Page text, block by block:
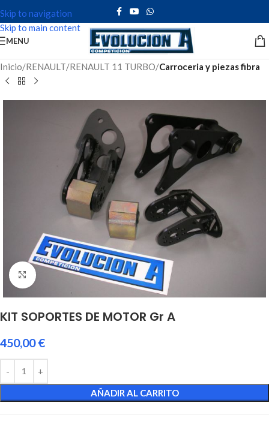
Skip to navigation
Skip to main content
MENU
Inicio RENAULT RENAULT 11 TURBO Carroceria y piezas fibra
Click to enlarge
KIT SOPORTES DE MOTOR Gr A
450,00€
AÑADIR AL CARRITO